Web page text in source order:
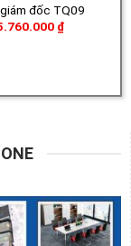
đốc TQ09
₫